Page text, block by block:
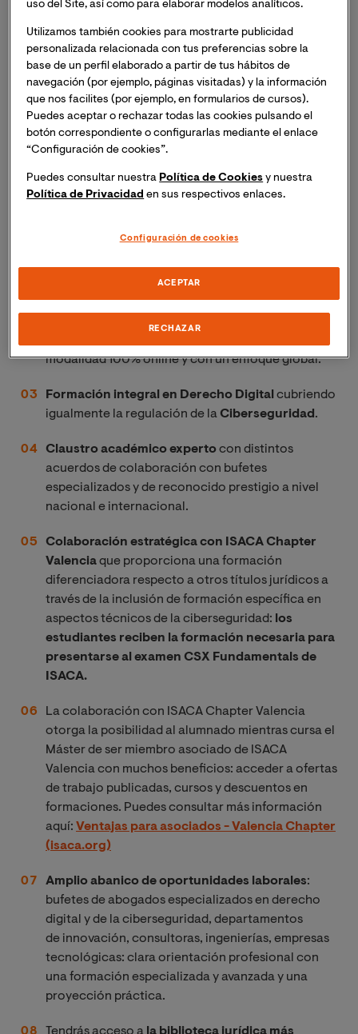
¿Qué hace a este máster único?
Plan de estudios innovador:Enfoque teórico-
práctico que dota de una formación especializada
y de calidad que facilita una aproximación práctica
y de mercado con el fin de otorgar las
totalmente equilibradadentro de su plan de
estudios los dos ámbitos:derecho digital y
modalidad 100% online y con un enfoque global.
Formación integral en Derecho Digital cubriendo
igualmente la regulación de laCiberseguridad .
Claustro académico expertocon distintos
acuerdos de colaboración con bufetes
especializados y de reconocido prestigio a nivel
nacional e internacional.
Colaboración estratégica con ISACA Chapter
Valenciaque proporciona una formación
diferenciadora respecto a otros títulos jurídicos a
través de la inclusión de formación específica en
aspectos técnicos de la ciberseguridad: los
estudiantes reciben la formación necesaria para
presentarse al examen CSX Fundamentals de
ISACA.
La colaboración con ISACA Chapter Valencia
otorga la posibilidad al alumnado mientras cursa el
Máster de ser miembro asociado de ISACA
Valencia con muchos beneficios: acceder a ofertas
de trabajo publicadas, cursos y descuentos en
formaciones. Puedes consultar más información
aquí: Ventajas para asociados - Valencia Chapter
(isaca.org)
Amplio abanico de oportunidades laborales:
bufetes de abogados especializados en derecho
digital y de la ciberseguridad, departamentos
de innovación, consultoras, ingenierías, empresas
tecnológicas: clara orientación profesional con
una formación especializada y avanzada y una
proyección práctica.
uso del Site, así como para elaborar modelos analíticos.
Utilizamos también cookies para mostrarte publicidad
personalizada relacionada con tus preferencias sobre la
base de un perfil elaborado a partir de tus hábitos de
navegación (por ejemplo, páginas visitadas) y la información
que nos facilites (por ejemplo, en formularios de cursos).
Puedes aceptar o rechazar todas las cookies pulsando el
botón correspondiente o configurarlas mediante el enlace
“Configuración de cookies”.
Puedes consultar nuestra Política de Cookies y nuestra
Política de Privacidad en sus respectivos enlaces.
Configuración de cookies
RECHAZAR
ACEPTAR